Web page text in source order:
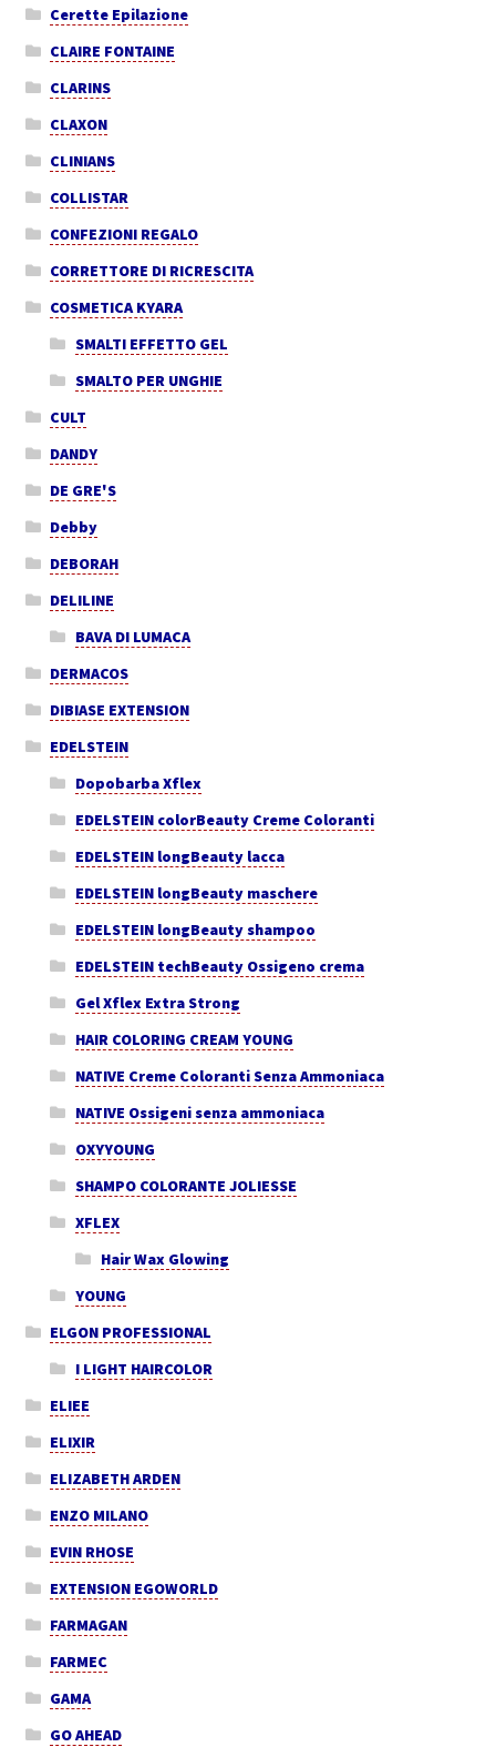
Cerette Epilazione
CLAIRE FONTAINE
CLARINS
CLAXON
CLINIANS
COLLISTAR
CONFEZIONI REGALO
CORRETTORE DI RICRESCITA
COSMETICA KYARA
SMALTI EFFETTO GEL
SMALTO PER UNGHIE
CULT
DANDY
DE GRE'S
Debby
DEBORAH
DELILINE
BAVA DI LUMACA
DERMACOS
DIBIASE EXTENSION
EDELSTEIN
Dopobarba Xflex
EDELSTEIN colorBeauty Creme Coloranti
EDELSTEIN longBeauty lacca
EDELSTEIN longBeauty maschere
EDELSTEIN longBeauty shampoo
EDELSTEIN techBeauty Ossigeno crema
Gel Xflex Extra Strong
HAIR COLORING CREAM YOUNG
NATIVE Creme Coloranti Senza Ammoniaca
NATIVE Ossigeni senza ammoniaca
OXYYOUNG
SHAMPO COLORANTE JOLIESSE
XFLEX
Hair Wax Glowing
YOUNG
ELGON PROFESSIONAL
I LIGHT HAIRCOLOR
ELIEE
ELIXIR
ELIZABETH ARDEN
ENZO MILANO
EVIN RHOSE
EXTENSION EGOWORLD
FARMAGAN
FARMEC
GAMA
GO AHEAD